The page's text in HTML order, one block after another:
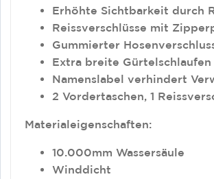
Erhöhte Sichtbarkeit durch
Reissverschlüsse mit
Gummierter
Extra breite
Namenslabel verhindert
2 Vordertaschen, 1
Materialeigenschaften:
10.000mm Wassersäule
Winddicht